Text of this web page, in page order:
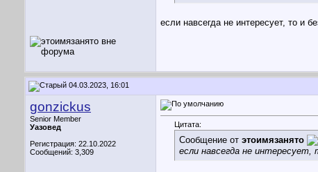
если навсегда не интересует, то и
04.03.2023, 16:01
gonzickus
Senior Member
Уазовед
Регистрация: 22.10.2022
Сообщений: 3,309
Цитата:
Сообщение от этоимязанято
если навсегда не